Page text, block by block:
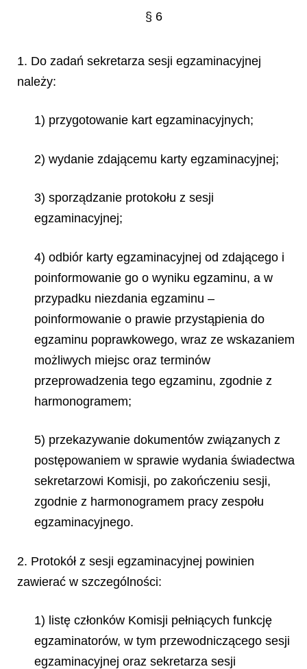
§ 6
1. Do zadań sekretarza sesji egzaminacyjnej
należy:
1) przygotowanie kart egzaminacyjnych;
2) wydanie zdającemu karty egzaminacyjnej;
3) sporządzanie protokołu z sesji
egzaminacyjnej;
4) odbiór karty egzaminacyjnej od zdającego i
poinformowanie go o wyniku egzaminu, a w
przypadku niezdania egzaminu –
poinformowanie o prawie przystąpienia do
egzaminu poprawkowego, wraz ze wskazaniem
możliwych miejsc oraz terminów
przeprowadzenia tego egzaminu, zgodnie z
harmonogramem;
5) przekazywanie dokumentów związanych z
postępowaniem w sprawie wydania świadectwa
sekretarzowi Komisji, po zakończeniu sesji,
zgodnie z harmonogramem pracy zespołu
egzaminacyjnego.
2. Protokół z sesji egzaminacyjnej powinien
zawierać w szczególności:
1) listę członków Komisji pełniących funkcję
egzaminatorów, w tym przewodniczącego sesji
egzaminacyjnej oraz sekretarza sesji